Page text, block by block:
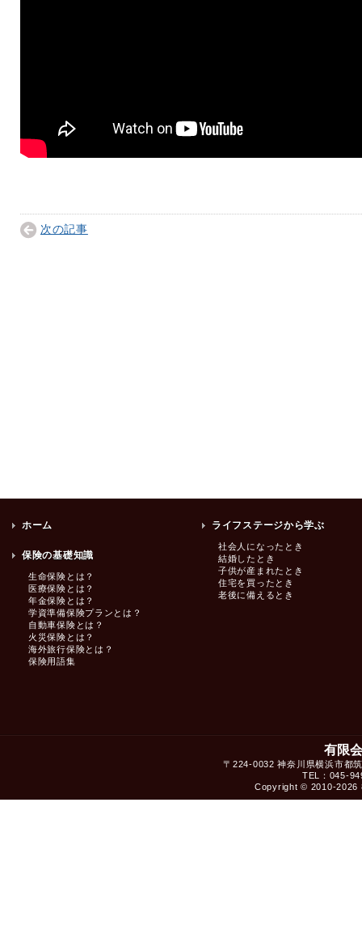
次の記事
ホーム
保険の基礎知識
生命保険とは？
医療保険とは？
年金保険とは？
学資準備保険プランとは？
自動車保険とは？
火災保険とは？
海外旅行保険とは？
保険用語集
ライフステージから学ぶ
社会人になったとき
結婚したとき
子供が産まれたとき
住宅を買ったとき
老後に備えるとき
有限
〒224-0032 神奈川県横浜市都
TEL：045-
Copyright © 2010-2026